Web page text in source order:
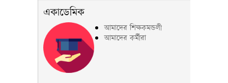
একাডেমিক
আমাদের শিক্ষকমন্ডলী
আমাদের কর্মীরা